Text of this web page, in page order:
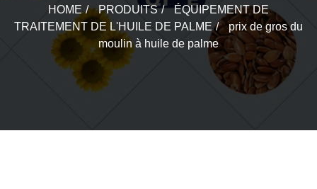
HOME PRODUITS
ÉQUIPEMENT DE
TRAITEMENT DE L'HUILE DE PALME
prix de gros du
moulin à huile de palme